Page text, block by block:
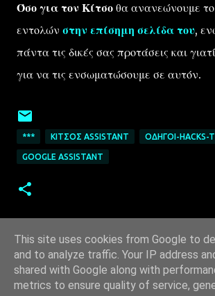
Όσο για τον Κίτσο θα ανανεώνουμε
εντολών στην επίσημη σελίδα του,
πάντα τις δικές σας προτάσεις και
για να τις ενσωματώσουμε σε αυτόν.
*** ΚΊΤΣΟΣ ASSISTANT ΟΔΗΓΟΊ-HACKS-
GOOGLE ASSISTANT
This site uses cookies from Google to
and to analyze traffic. Your IP address
shared with Google along with
metrics to ensure quality of service,